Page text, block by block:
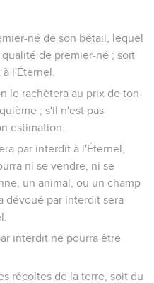
né de son bétail, lequel
de premier-né ; soit
l'Éternel.
le rachètera au prix de ton
; s'il n'est pas
estimation.
par interdit à l'Éternel,
ni se vendre, ni se
un animal, ou un champ
dévoué par interdit sera
interdit ne pourra être
récoltes de la terre, soit du